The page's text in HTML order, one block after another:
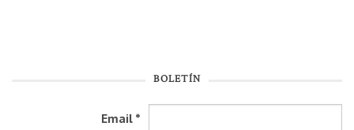
BOLETÍN
Email *